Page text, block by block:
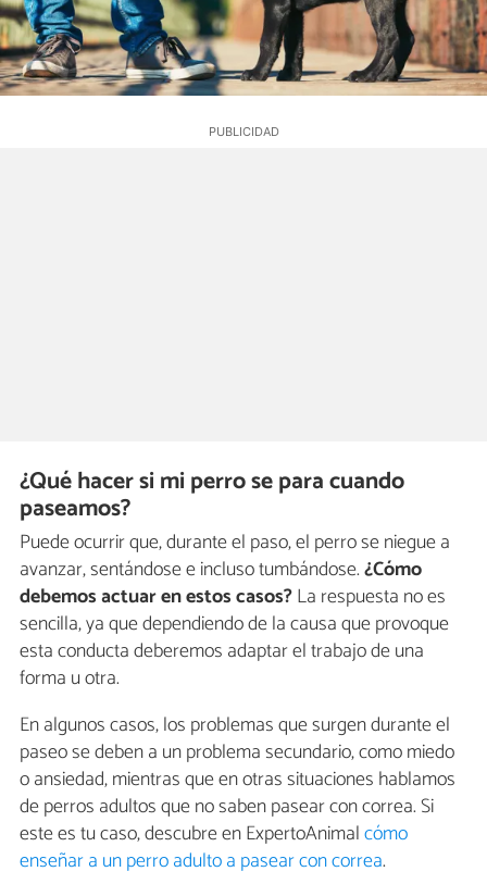
¿Qué hacer si mi perro se para cuando
paseamos?
Puede ocurrir que, durante el paso, el perro se niegue a
avanzar, sentándose e incluso tumbándose.¿Cómo
debemos actuar en estos casos?La respuesta no es
sencilla, ya que dependiendo de la causa que provoque
esta conducta deberemos adaptar el trabajo de una
forma u otra.
En algunos casos, los problemas que surgen durante el
paseo se deben a un problema secundario, como miedo
o ansiedad, mientras que en otras situaciones hablamos
de perros adultos que no saben pasear con correa. Si
este es tu caso, descubre en ExpertoAnimalcómo
enseñar a un perro adulto a pasear con correa.